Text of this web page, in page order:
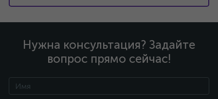
Нужна консультация? Задайте
вопрос прямо сейчас!